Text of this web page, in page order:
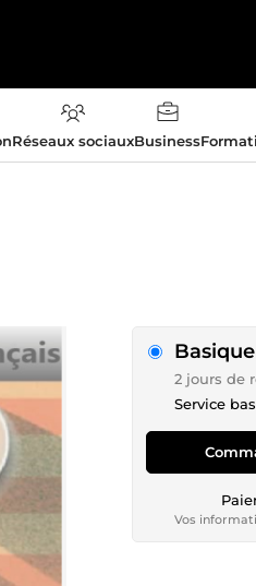
Réseaux sociauxBusiness
Basique
2 jours de
Service
Vos